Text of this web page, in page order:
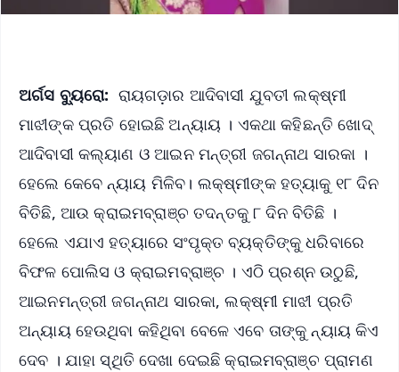
ଅର୍ଗସ ବ୍ୟୁରୋ: ରାୟଗଡ଼ାର ଆଦିବାସୀ ଯୁବତୀ ଲକ୍ଷ୍ମୀ
ମାଝୀଙ୍କ ପ୍ରତି ହୋଇଛି ଅନ୍ୟାୟ । ଏକଥା କହିଛନ୍ତି ଖୋଦ୍
ଆଦିବାସୀ କଲ୍ୟାଣ ଓ ଆଇନ ମନ୍ତ୍ରୀ ଜଗନ୍ନାଥ ସାରକା ।
ହେଲେ କେବେ ନ୍ୟାୟ ମିଳିବ। ଲକ୍ଷ୍ମୀଙ୍କ ହତ୍ୟାକୁ ୧୮ ଦିନ
ବିତିଛି, ଆଉ କ୍ରାଇମବ୍ରାଞ୍ଚ ତଦନ୍ତକୁ ୮ ଦିନ ବିତିଛି ।
ହେଲେ ଏଯାଏ ହତ୍ୟାରେ ସଂପୃକ୍ତ ବ୍ୟକ୍ତିଙ୍କୁ ଧରିବାରେ
ବିଫଳ ପୋଲିସ ଓ କ୍ରାଇମବ୍ରାଞ୍ଚ । ଏଠି ପ୍ରଶ୍ନ ଉଠୁଛି,
ଆଇନମନ୍ତ୍ରୀ ଜଗନ୍ନାଥ ସାରକା, ଲକ୍ଷ୍ମୀ ମାଝୀ ପ୍ରତି
ଅନ୍ୟାୟ ହେଉଥିବା କହିଥିବା ବେଳେ ଏବେ ତାଙ୍କୁ ନ୍ୟାୟ କିଏ
ଦେବ । ଯାହା ସ୍ଥିତି ଦେଖା ଦେଇଛି କ୍ରାଇମବ୍ରାଞ୍ଚ ପ୍ରାମଣ